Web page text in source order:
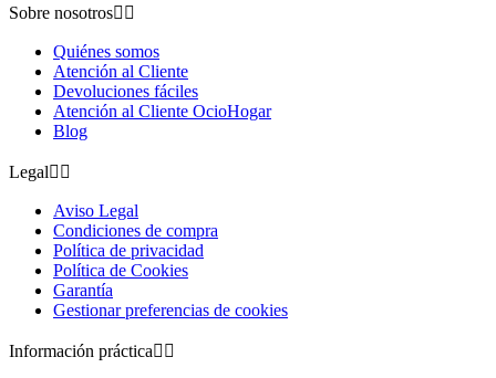
Sobre nosotros 
Quiénes somos
Atención al Cliente
Devoluciones fáciles
Atención al Cliente OcioHogar
Blog
Legal 
Aviso Legal
Condiciones de compra
Política de privacidad
Política de Cookies
Garantía
Gestionar preferencias de cookies
Información práctica 